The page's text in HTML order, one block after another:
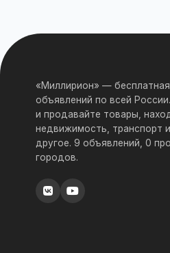
«Миллирион» —
объявлений по всей
и продавайте товары,
недвижимость, транспорт
другое. 9 объявлений, 0
городов.